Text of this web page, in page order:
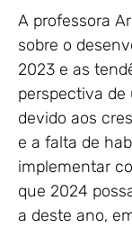
A professora
sobre o
2023 e as
perspectiva
devido aos
e a falta de
implementar
que 2024
a deste ano,